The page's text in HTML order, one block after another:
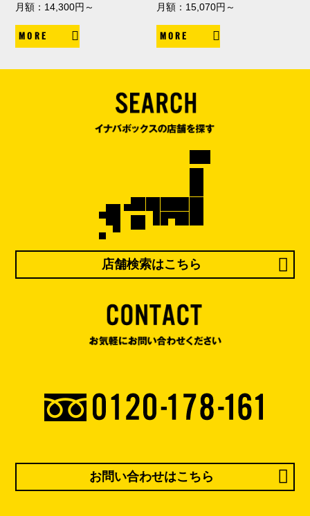
月額：14,300円～
MORE
月額：15,070円～
MORE
店舗検索はこちら
お問い合わせはこちら